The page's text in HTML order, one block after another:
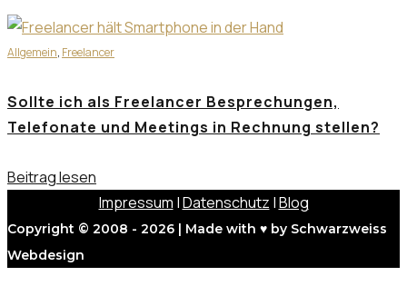
Allgemein, Freelancer
Sollte ich als Freelancer Besprechungen,
Telefonate und Meetings in Rechnung stellen?
Beitrag lesen
Impressum |Datenschutz |Blog
Copyright © 2008 - 2026 | Made with ♥ by Schwarzweiss
Webdesign